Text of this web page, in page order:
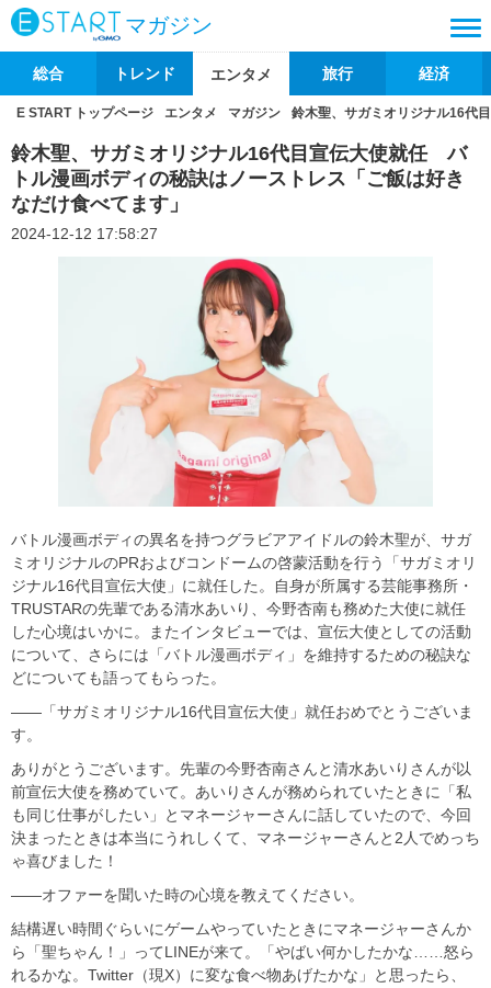
マガジン
総合 トレンド エンタメ 旅行 経済
E START トップページ エンタメ マガジン 鈴木聖、サガミオリジナル16代
鈴木聖、サガミオリジナル16代目宣伝大使就任 バ
トル漫画ボディの秘訣はノーストレス「ご飯は好き
なだけ食べてます」
2024-12-12 17:58:27
バトル漫画ボディの異名を持つグラビアアイドルの鈴木聖が、サガ
ミオリジナルのPRおよびコンドームの啓蒙活動を行う「サガミオリ
ジナル16代目宣伝大使」に就任した。自身が所属する芸能事務所・
TRUSTARの先輩である清水あいり、今野杏南も務めた大使に就任
した心境はいかに。またインタビューでは、宣伝大使としての活動
について、さらには「バトル漫画ボディ」を維持するための秘訣な
どについても語ってもらった。
――「サガミオリジナル16代目宣伝大使」就任おめでとうございま
す。
ありがとうございます。先輩の今野杏南さんと清水あいりさんが以
前宣伝大使を務めていて。あいりさんが務められていたときに「私
も同じ仕事がしたい」とマネージャーさんに話していたので、今回
決まったときは本当にうれしくて、マネージャーさんと2人でめっち
ゃ喜びました！
――オファーを聞いた時の心境を教えてください。
結構遅い時間ぐらいにゲームやっていたときにマネージャーさんか
ら「聖ちゃん！」ってLINEが来て。「やばい何かしたかな……怒ら
れるかな。Twitter（現X）に変な食べ物あげたかな」と思ったら、